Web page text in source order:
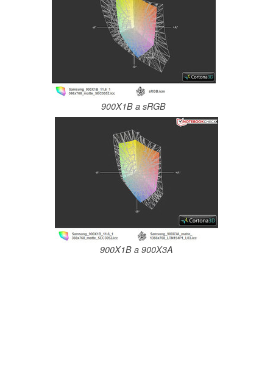
900X1B a sRGB
900X1B a 900X3A